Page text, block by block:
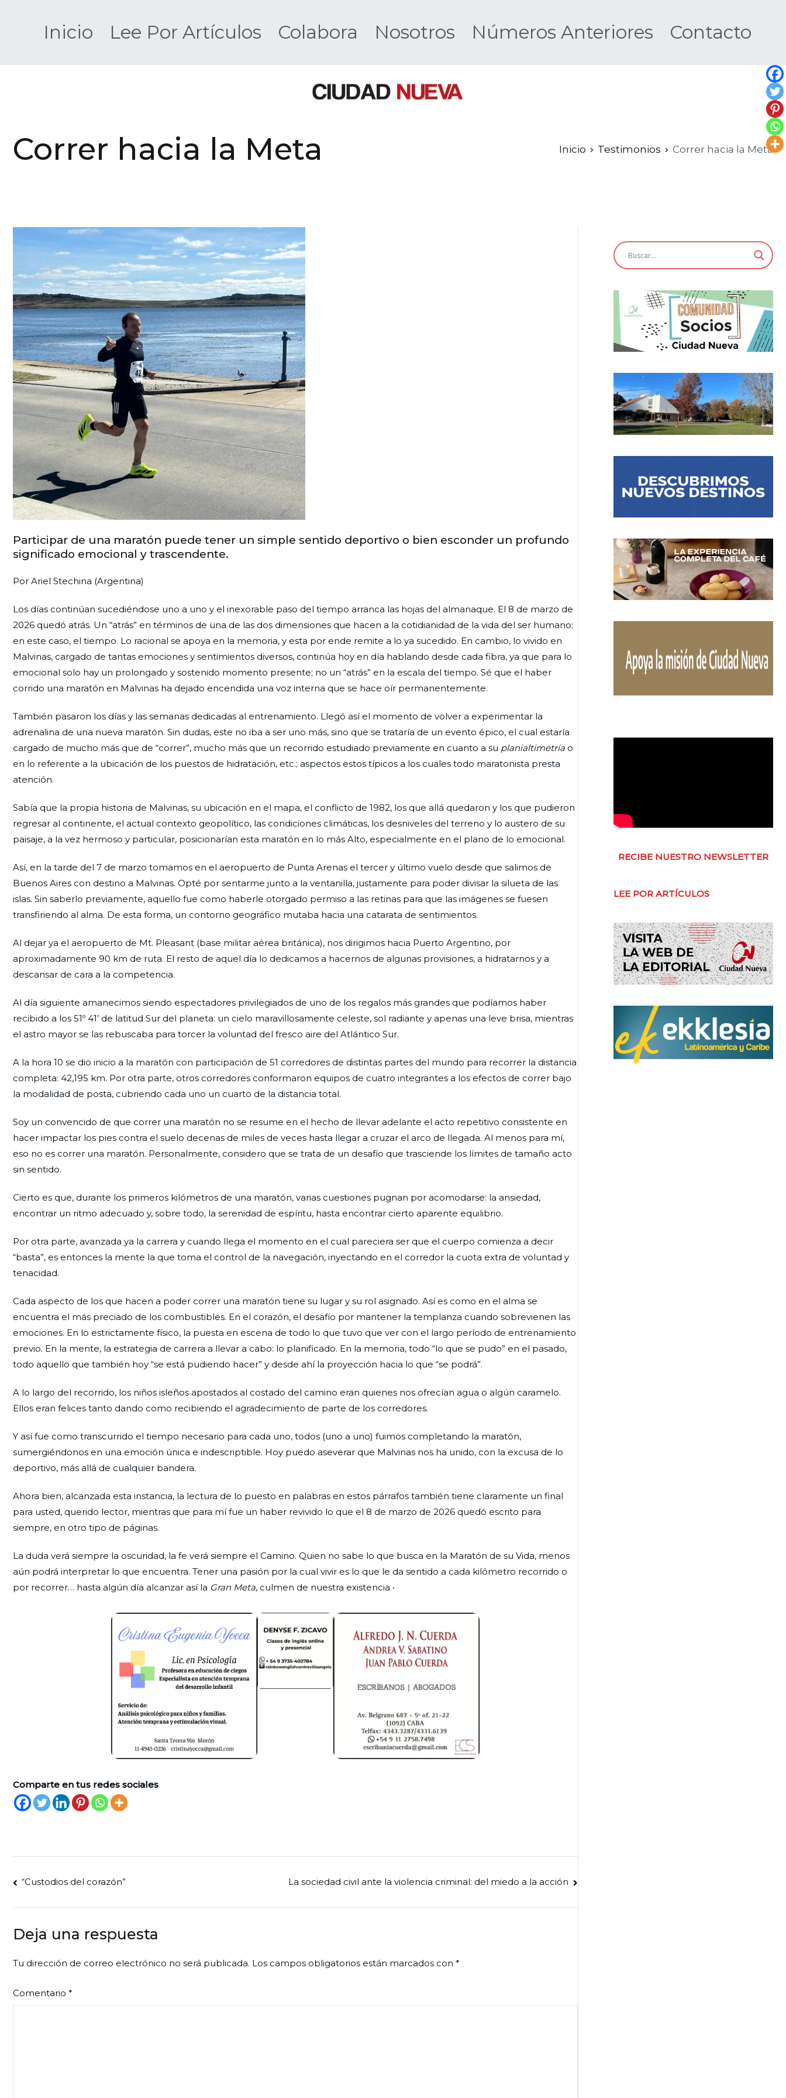
Inicio Lee Por Artículos Colabora Nosotros Números Anteriores Contacto
Correr hacia la Meta Inicio Testimonios Correr hacia la Meta
Participar de una maratón puede tener un simple sentido deportivo o bien esconder un profundo
significado emocional y trascendente.
Por Ariel Stechina (Argentina)
Los días continúan sucediéndose uno a uno y el inexorable paso del tiempo arranca las hojas del almanaque. El 8 de marzo de
2026 quedó atrás. Un “atrás” en términos de una de las dos dimensiones que hacen a la cotidianidad de la vida del ser humano;
en este caso, el tiempo. Lo racional se apoya en la memoria, y esta por ende remite a lo ya sucedido. En cambio, lo vivido en
Malvinas, cargado de tantas emociones y sentimientos diversos, continúa hoy en día hablando desde cada fibra, ya que para lo
emocional solo hay un prolongado y sostenido momento presente; no un “atrás” en la escala del tiempo. Sé que el haber
corrido una maratón en Malvinas ha dejado encendida una voz interna que se hace oír permanentemente.
También pasaron los días y las semanas dedicadas al entrenamiento. Llegó así el momento de volver a experimentar la
adrenalina de una nueva maratón. Sin dudas, este no iba a ser uno más, sino que se trataría de un evento épico, el cual estaría
cargado de mucho más que de “correr”, mucho más que un recorrido estudiado previamente en cuanto a su planialtimetría o
en lo referente a la ubicación de los puestos de hidratación, etc.; aspectos estos típicos a los cuales todo maratonista presta
atención.
Sabía que la propia historia de Malvinas, su ubicación en el mapa, el conflicto de 1982, los que allá quedaron y los que pudieron
regresar al continente, el actual contexto geopolítico, las condiciones climáticas, los desniveles del terreno y lo austero de su
paisaje, a la vez hermoso y particular, posicionarían esta maratón en lo más Alto, especialmente en el plano de lo emocional.
Así, en la tarde del 7 de marzo tomamos en el aeropuerto de Punta Arenas el tercer y último vuelo desde que salimos de
Buenos Aires con destino a Malvinas. Opté por sentarme junto a la ventanilla, justamente para poder divisar la silueta de las
islas. Sin saberlo previamente, aquello fue como haberle otorgado permiso a las retinas para que las imágenes se fuesen
transfiriendo al alma. De esta forma, un contorno geográfico mutaba hacia una catarata de sentimientos.
Al dejar ya el aeropuerto de Mt. Pleasant (base militar aérea británica), nos dirigimos hacia Puerto Argentino, por
aproximadamente 90 km de ruta. El resto de aquel día lo dedicamos a hacernos de algunas provisiones, a hidratarnos y a
descansar de cara a la competencia.
Al día siguiente amanecimos siendo espectadores privilegiados de uno de los regalos más grandes que podíamos haber
recibido a los 51º 41’ de latitud Sur del planeta: un cielo maravillosamente celeste, sol radiante y apenas una leve brisa, mientras
el astro mayor se las rebuscaba para torcer la voluntad del fresco aire del Atlántico Sur.
A la hora 10 se dio inicio a la maratón con participación de 51 corredores de distintas partes del mundo para recorrer la distancia
completa: 42,195 km. Por otra parte, otros corredores conformaron equipos de cuatro integrantes a los efectos de correr bajo
la modalidad de posta, cubriendo cada uno un cuarto de la distancia total.
Soy un convencido de que correr una maratón no se resume en el hecho de llevar adelante el acto repetitivo consistente en
hacer impactar los pies contra el suelo decenas de miles de veces hasta llegar a cruzar el arco de llegada. Al menos para mí,
eso no es correr una maratón. Personalmente, considero que se trata de un desafío que trasciende los límites de tamaño acto
sin sentido.
Cierto es que, durante los primeros kilómetros de una maratón, varias cuestiones pugnan por acomodarse: la ansiedad,
encontrar un ritmo adecuado y, sobre todo, la serenidad de espíritu, hasta encontrar cierto aparente equilibrio.
Por otra parte, avanzada ya la carrera y cuando llega el momento en el cual pareciera ser que el cuerpo comienza a decir
“basta”, es entonces la mente la que toma el control de la navegación, inyectando en el corredor la cuota extra de voluntad y
tenacidad.
Cada aspecto de los que hacen a poder correr una maratón tiene su lugar y su rol asignado. Así es como en el alma se
encuentra el más preciado de los combustibles. En el corazón, el desafío por mantener la templanza cuando sobrevienen las
emociones. En lo estrictamente físico, la puesta en escena de todo lo que tuvo que ver con el largo período de entrenamiento
previo. En la mente, la estrategia de carrera a llevar a cabo: lo planificado. En la memoria, todo “lo que se pudo” en el pasado,
todo aquello que también hoy “se está pudiendo hacer” y desde ahí la proyección hacia lo que “se podrá”.
A lo largo del recorrido, los niños isleños apostados al costado del camino eran quienes nos ofrecían agua o algún caramelo.
Ellos eran felices tanto dando como recibiendo el agradecimiento de parte de los corredores.
Y así fue como transcurrido el tiempo necesario para cada uno, todos (uno a uno) fuimos completando la maratón,
sumergiéndonos en una emoción única e indescriptible. Hoy puedo aseverar que Malvinas nos ha unido, con la excusa de lo
deportivo, más allá de cualquier bandera.
Ahora bien, alcanzada esta instancia, la lectura de lo puesto en palabras en estos párrafos también tiene claramente un final
para usted, querido lector, mientras que para mí fue un haber revivido lo que el 8 de marzo de 2026 quedó escrito para
siempre, en otro tipo de páginas.
La duda verá siempre la oscuridad, la fe verá siempre el Camino. Quien no sabe lo que busca en la Maratón de su Vida, menos
aún podrá interpretar lo que encuentra. Tener una pasión por la cual vivir es lo que le da sentido a cada kilómetro recorrido o
por recorrer… hasta algún día alcanzar así la Gran Meta, culmen de nuestra existencia •
Comparte en tus redes sociales
Navegación
de
entradas
“Custodios del corazón” La sociedad civil ante la violencia criminal: del miedo a la acción
Deja una respuesta
Tu dirección de correo electrónico no será publicada. Los campos obligatorios están marcados con *
Comentario *
RECIBE NUESTRO NEWSLETTER
LEE POR ARTÍCULOS